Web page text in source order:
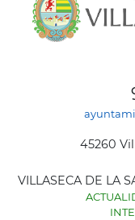
45260
VILLASECA DE LA